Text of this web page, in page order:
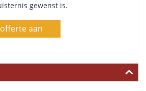
gewenst is.
aan